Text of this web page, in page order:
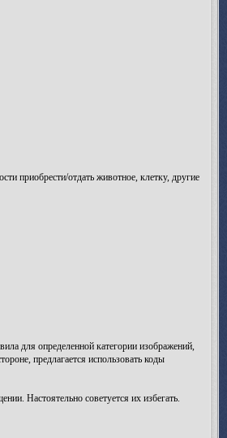
приобрести/отдать животное, клетку, другие
для определенной категории изображений,
предлагается использовать коды
Настоятельно советуется их избегать.